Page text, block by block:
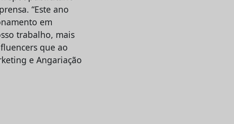
“Este ano
em
trabalho, mais
que ao
e Angariação